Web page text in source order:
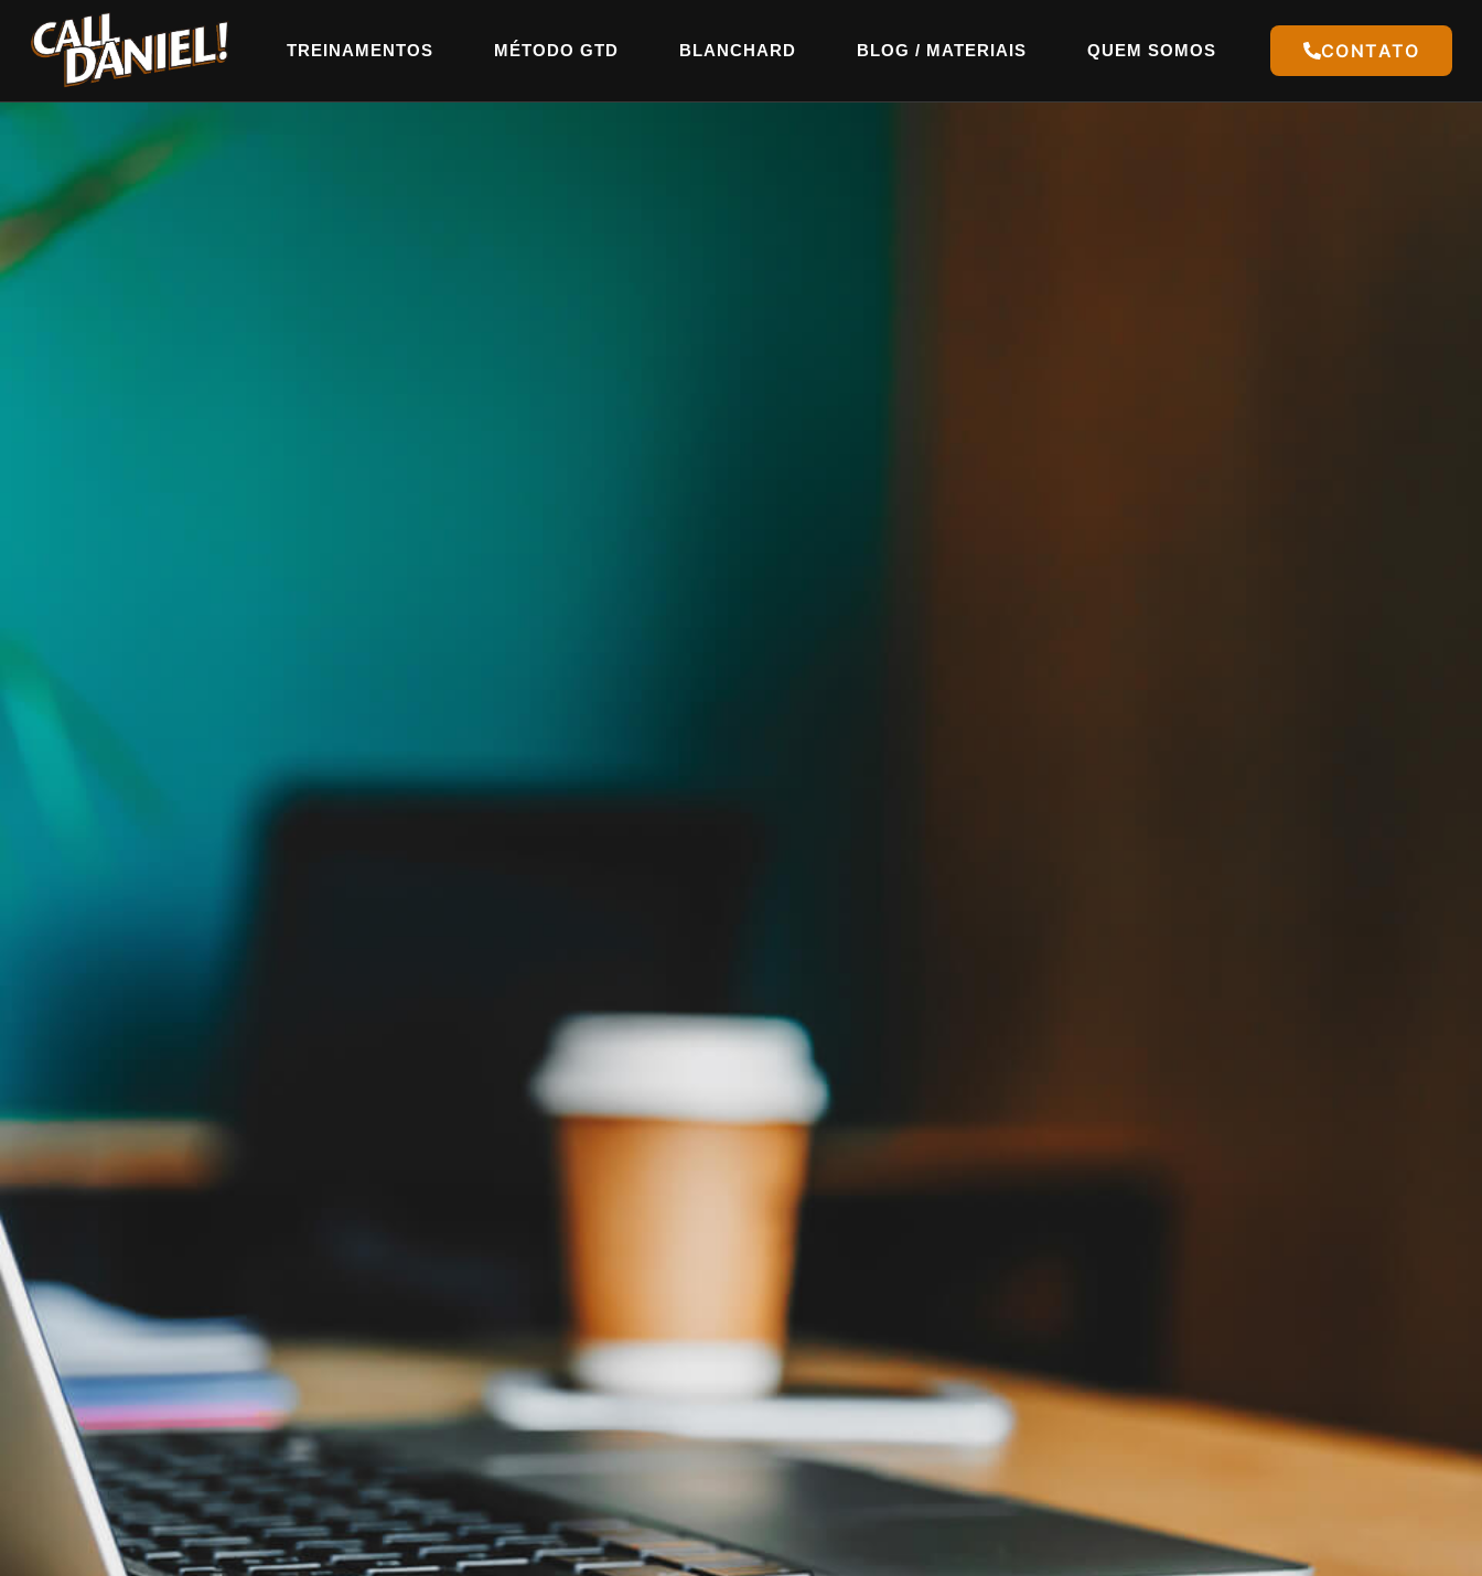
TREINAMENTOS MÉTODO GTD BLANCHARD BLOG / MATERIAIS QUEM SOMOS CONTATO